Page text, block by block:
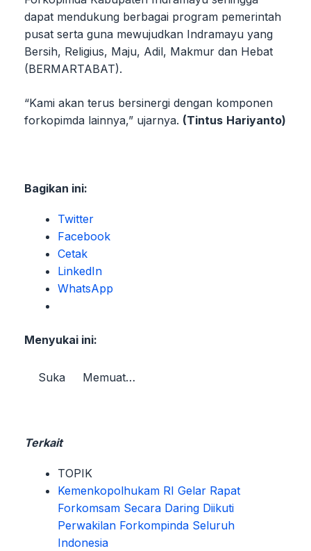
dapat mendukung berbagai program pemerintah
pusat serta guna mewujudkan Indramayu yang
Bersih, Religius, Maju, Adil, Makmur dan Hebat
(BERMARTABAT).
“Kami akan terus bersinergi dengan komponen
forkopimda lainnya,” ujarnya. (Tintus Hariyanto)
Bagikan ini:
Twitter
Facebook
Cetak
LinkedIn
WhatsApp
Menyukai ini:
Suka Memuat…
Terkait
TOPIK
Kemenkopolhukam RI Gelar Rapat
Forkomsam Secara Daring Diikuti
Perwakilan Forkompinda Seluruh
Indonesia